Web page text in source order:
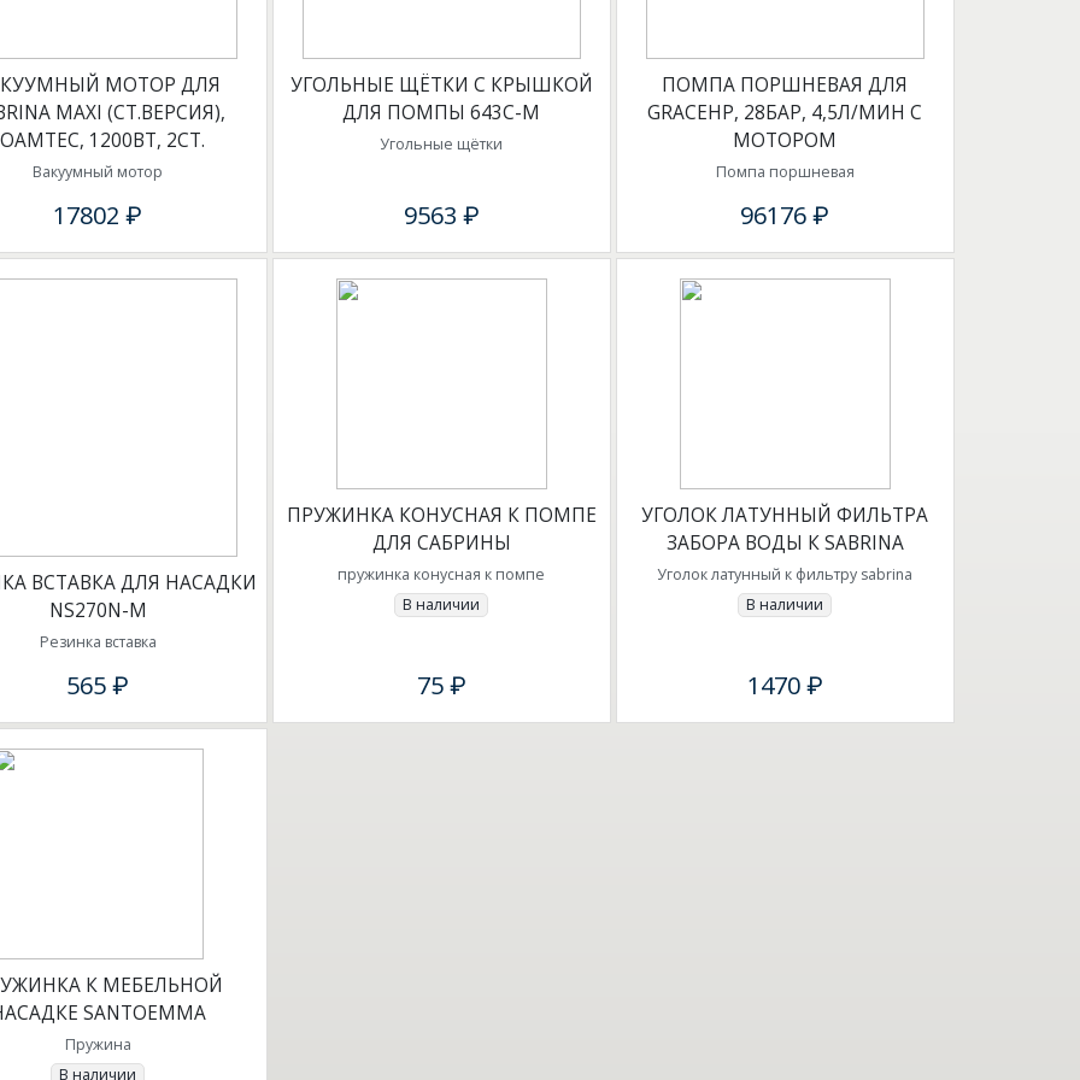
МОТОР ДЛЯ
MAXI (СТ.ВЕРСИЯ),
1200ВТ, 2СТ.
Вакуумный мотор
17802 ₽
УГОЛЬНЫЕ ЩЁТКИ С КРЫШКОЙ
ДЛЯ ПОМПЫ 643С-М
Угольные щётки
9563 ₽
ПОМПА ПОРШНЕВАЯ ДЛЯ
GRACEHP, 28БАР, 4,5Л/МИН C
МОТОРОМ
Помпа поршневая
96176 ₽
ВСТАВКА ДЛЯ НАСАДКИ
NS270N-M
Резинка вставка
565 ₽
ПРУЖИНКА КОНУСНАЯ К ПОМПЕ
ДЛЯ САБРИНЫ
пружинка конусная к помпе
В наличии
75 ₽
УГОЛОК ЛАТУННЫЙ ФИЛЬТРА
ЗАБОРА ВОДЫ К SABRINA
Уголок латунный к фильтру sabrina
В наличии
1470 ₽
К МЕБЕЛЬНОЙ
SANTOEMMA
Пружина
В наличии